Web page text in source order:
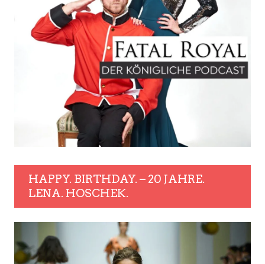
HAPPY. BIRTHDAY. – 20 JAHRE.
LENA. HOSCHEK.